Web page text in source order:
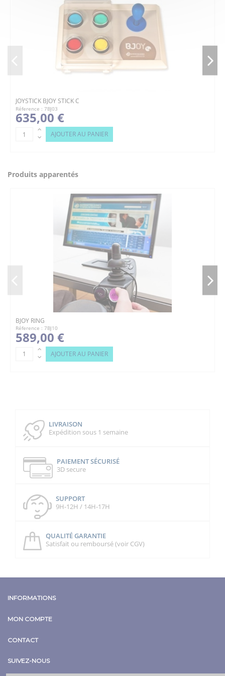
JOYSTICK BJOY STICK C
Réference : 7BJ03
635,00 €
AJOUTER AU PANIER
Produits apparentés
BJOY RING
Réference : 7BJ10
589,00 €
AJOUTER AU PANIER
LIVRAISON
Expédition sous 1 semaine
PAIEMENT SÉCURISÉ
3D secure
SUPPORT
9H-12H / 14H-17H
QUALITÉ GARANTIE
Satisfait ou remboursé (voir CGV)
INFORMATIONS
MON COMPTE
CONTACT
SUIVEZ-NOUS